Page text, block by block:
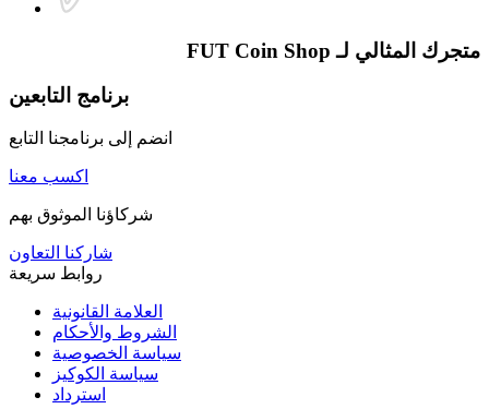
متجرك المثالي لـ FUT Coin Shop
برنامج التابعين
انضم إلى برنامجنا التابع
اكسب معنا
شركاؤنا الموثوق بهم
شاركنا التعاون
العلامة القانونية
الشروط والأحكام
سياسة الخصوصية
سياسة الكوكيز
استرداد